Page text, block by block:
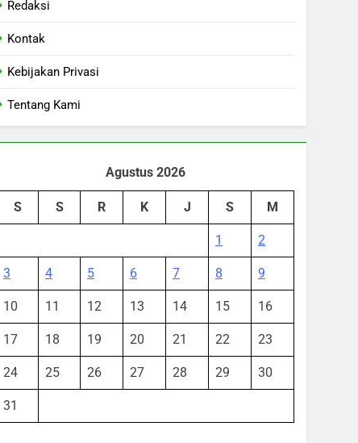
Redaksi
Kontak
Kebijakan Privasi
Tentang Kami
Agustus 2026
S S R K J S M
1 2
3 4 5 6 7 8 9
10 11 12 13 14 15 16
17 18 19 20 21 22 23
24 25 26 27 28 29 30
31